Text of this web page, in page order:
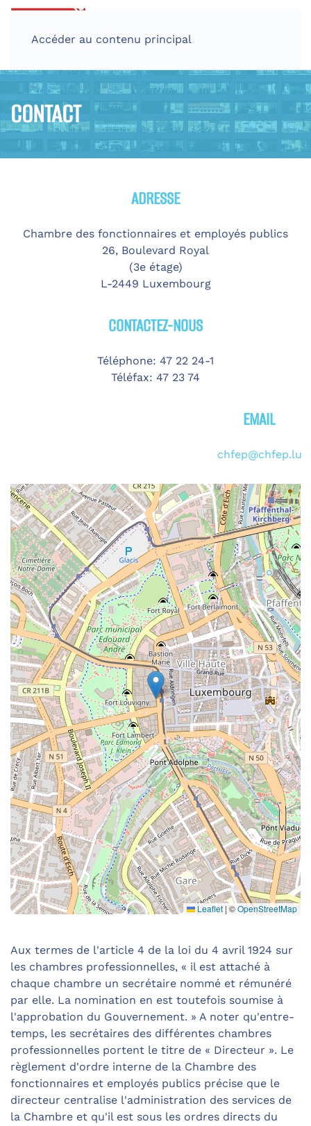
Accéder au contenu principal
CONTACT
ADRESSE
Chambre des fonctionnaires et employés publics
26, Boulevard Royal
(3e étage)
L-2449 Luxembourg
CONTACTEZ-NOUS
Téléphone: 47 22 24-1
Téléfax: 47 23 74
EMAIL
chfep@chfep.lu
Leaflet | ©OpenStreetMap
Aux termes de l'article 4 de la loi du 4 avril 1924 sur
les chambres professionnelles, « il est attaché à
chaque chambre un secrétaire nommé et rémunéré
par elle. La nomination en est toutefois soumise à
l'approbation du Gouvernement. » A noter qu'entre-
temps, les secrétaires des différentes chambres
professionnelles portent le titre de « Directeur ». Le
règlement d'ordre interne de la Chambre des
fonctionnaires et employés publics précise que le
directeur centralise l'administration des services de
la Chambre et qu'il est sous les ordres directs du